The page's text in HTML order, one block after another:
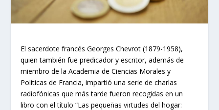
El sacerdote francés Georges Chevrot (1879-1958),
quien también fue predicador y escritor, además de
miembro de la Academia de Ciencias Morales y
Políticas de Francia, impartió una serie de charlas
radiofónicas que más tarde fueron recogidas en un
libro con el título “Las pequeñas virtudes del hogar: